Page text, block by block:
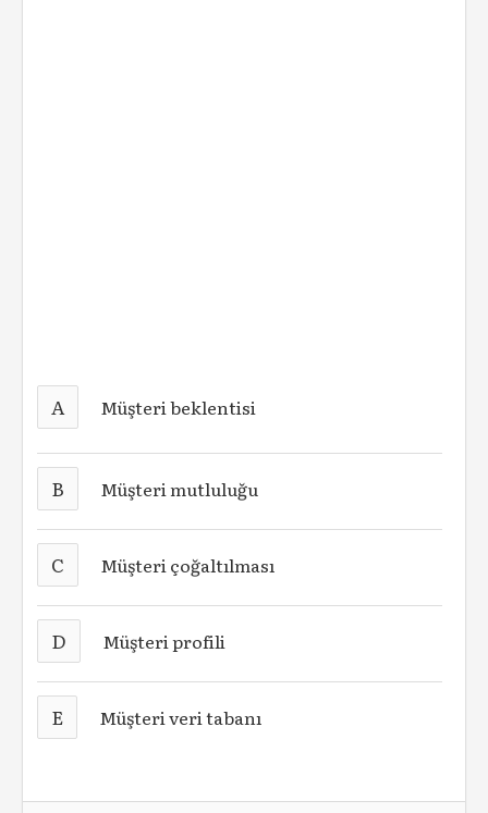
A Müşteri beklentisi
B Müşteri mutluluğu
C Müşteri çoğaltılması
D Müşteri profili
E Müşteri veri tabanı